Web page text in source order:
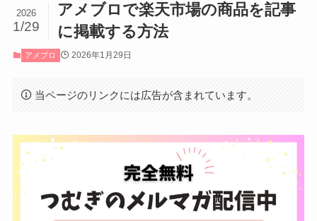
アメブロで楽天市場の商品を記事
に掲載する方法
2026
1/29
アメブロ 2026年1月29日
当ページのリンクには広告が含まれています。